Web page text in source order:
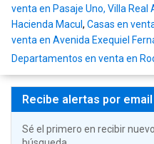
venta en Pasaje Uno, Villa Real
Hacienda Macul , Casas en
venta en Avenida Exequiel
Departamentos en venta en
Recibe alertas por email
Sé el primero en recibir